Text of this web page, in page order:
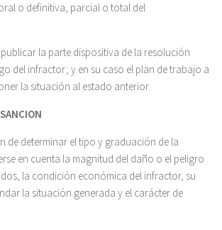
o definitiva, parcial o total del
la parte dispositiva de la resolución
del infractor; y en su caso el plan de trabajo a
la situación al estado anterior.
de determinar el tipo y graduación de la
en cuenta la magnitud del daño o el peligro
la condición económica del infractor, su
la situación generada y el carácter de